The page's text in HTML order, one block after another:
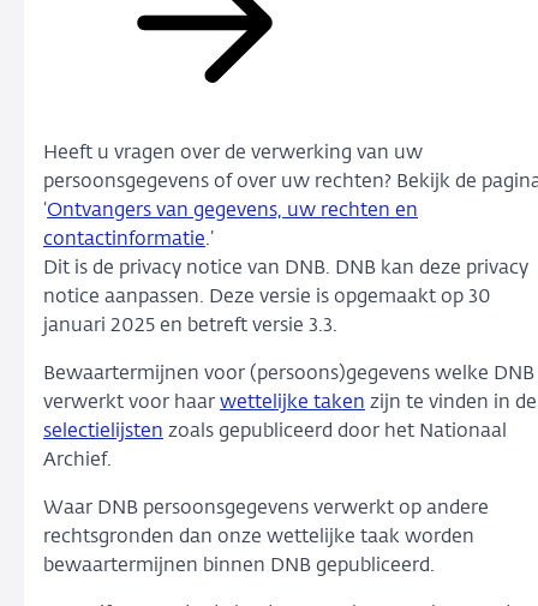
Heeft u vragen over de verwerking van uw
persoonsgegevens of over uw rechten? Bekijk de
‘Ontvangers van gegevens, uw rechten en
contactinformatie.’
Dit is de privacy notice van DNB. DNB kan deze privacy
notice aanpassen. Deze versie is opgemaakt op 30
januari 2025 en betreft versie 3.3.
Bewaartermijnen voor (persoons)gegevens welke DNB
verwerkt voor haar wettelijke taken zijn te vinden in de
selectielijsten zoals gepubliceerd door het Nationaal
Archief.
Waar DNB persoonsgegevens verwerkt op andere
rechtsgronden dan onze wettelijke taak worden
bewaartermijnen binnen DNB gepubliceerd.